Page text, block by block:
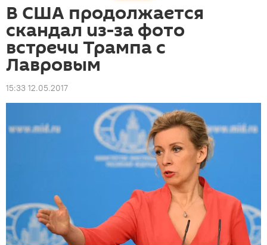
В США продолжается
скандал из-за фото
встречи Трампа с
Лавровым
15:33 12.05.2017